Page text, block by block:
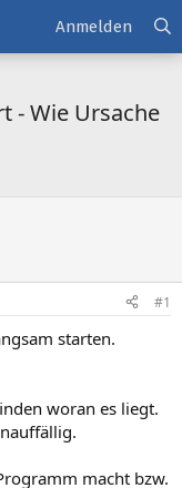
Anmelden
- Wie Ursache
#1
starten.
woran es liegt.
macht bzw.